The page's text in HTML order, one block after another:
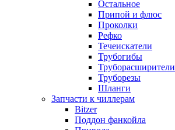
Остальное
Припой и флюс
Проколки
Рефко
Течеискатели
Трубогибы
Труборасширители
Труборезы
Шланги
Запчасти к чиллерам
Bitzer
Поддон фанкойла